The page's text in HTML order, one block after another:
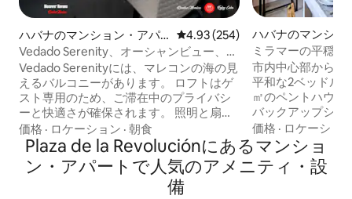
ハバナのマンション・アパ
ート
レビュー254件、5つ星中4.93つ
4.93 (254)
Vedado Serenity、オーシャンビュー、無
料Wi-Fi
Vedado Serenityには、マレコンの海の見
えるバルコニーがあります。 ロフトはゲ
スト専用のため、ご滞在中のプライバシ
ーと快適さが確保されます。 照明と扇風
機用のEcoflow発電機があります。 キュ
ーバの人々をサポートするカテゴリーで
ご予約ください。 無料Wi-Fi 3名様の場
合、追加料金で2台目のベッドを追加いた
します。 現地SIMカードのレンタルが可
価格 · ロケーション · 朝食
ハバナのマンショ
ト
ミラマーの平穏
ーパネルとWi-Fi
市内中心部から
平和な2ベッドル
㎡のペントハウス。 無料Wi-Fi - 太陽
バックアップシステム 停電時で
消えることはあり
れた設備の整っ
見えるバルコニ
営の建物の3階（
価格 · ロケーショ
Plaza de la Revoluciónにあるマンショ
ン・アパートで人気のアメニティ・設
備